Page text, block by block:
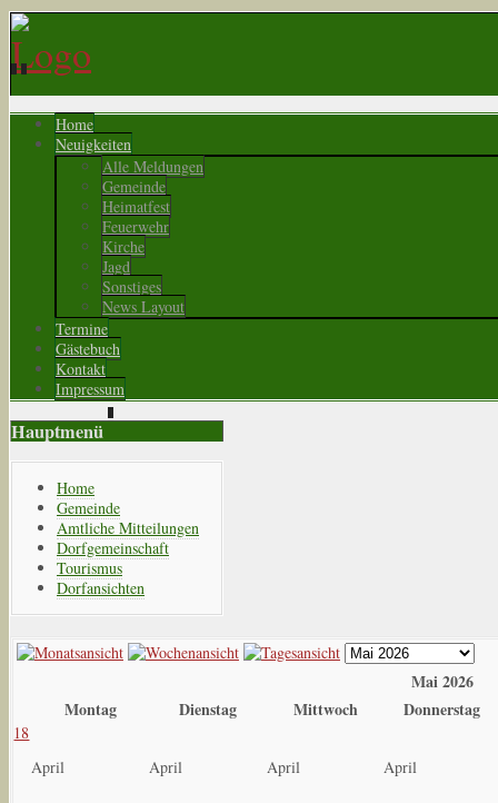
Home
Neuigkeiten
Alle Meldungen
Gemeinde
Heimatfest
Feuerwehr
Kirche
Jagd
Sonstiges
News Layout
Termine
Gästebuch
Kontakt
Impressum
Hauptmenü
Home
Gemeinde
Amtliche Mitteilungen
Dorfgemeinschaft
Tourismus
Dorfansichten
Mai 2026
Montag
Dienstag Mittwoch Donnerstag
18
April
April April April